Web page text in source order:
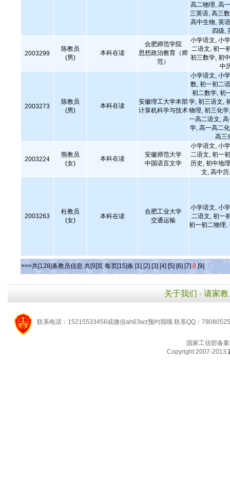
高二物理, 高
三英语, 高三
高中生物, 英
四级,
2003299
陈教员
(男)
本科在读
合肥师范学院
思想政治教育（师
范）
小学语文, 小
二语文, 初一
初三数学, 初
中
2003273
陈教员
(男)
本科在读
安徽理工大学本部
计算机科学与技术
小学语文, 小
数, 初一初二
初二数学, 初
学, 初三语文,
物理, 初三化
一高二语文,
学, 高一高二
高三
2003224
熊教员
(女)
本科在读
安徽师范大学
中国语言文学
小学语文, 小
二语文, 初一
历史, 初中地
文, 高中
2003263
杜教员
(女)
本科在读
合肥工业大学
交通运输
小学语文, 小
二语文, 初一
初一初二物理,
>>>共[128]条教员信息 共[9]页 每页[15]条 [1] [2] [3] [4] [5] [6] [7] 8 [9]
关于我们 - 请家教
联系电话：15215533456或微信ah63wz预约我哦 联系QQ：
国家工信部备
Copyright 2007-2013